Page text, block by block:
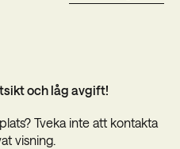
och låg avgift!
Tveka inte att kontakta
visning.